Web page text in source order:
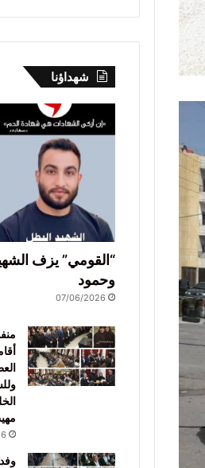
شهداؤنا
“القومي” يزف
وحمود
07/06/2026